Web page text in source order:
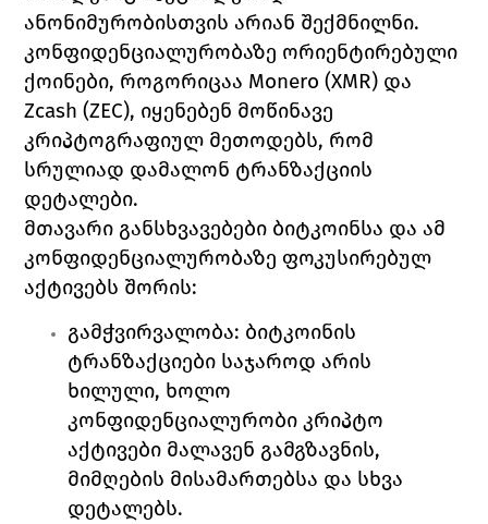
ანონიმურობისთვის არიან შექმნილნი.
კონფიდენციალურობაზე ორიენტირებული
ქოინები, როგორიცაა Monero (XMR) და
Zcash (ZEC), იყენებენ მოწინავე
კრიპტოგრაფიულ მეთოდებს, რომ
სრულიად დამალონ ტრანზაქციის
დეტალები.
მთავარი განსხვავებები ბიტკოინსა და ამ
კონფიდენციალურობაზე ფოკუსირებულ
აქტივებს შორის:
გამჭვირვალობა: ბიტკოინის
ტრანზაქციები საჯაროდ არის
ხილული, ხოლო
კონფიდენციალურობი კრიპტო
აქტივები მალავენ გამგზავნის,
მიმღების მისამართებსა და სხვა
დეტალებს.